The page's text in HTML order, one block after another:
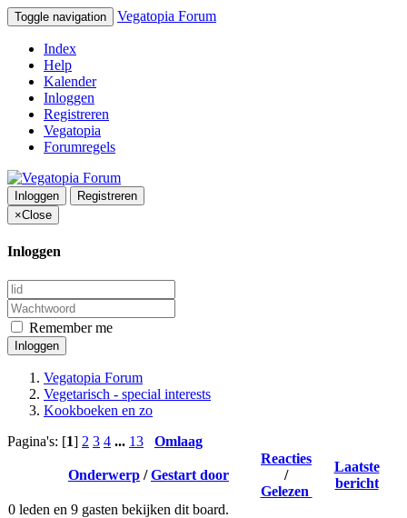
Toggle navigation Vegatopia Forum
Index
Help
Kalender
Inloggen
Registreren
Vegatopia
Forumregels
Inloggen
Registreren
×Close
Inloggen
Remember me
Inloggen
Vegatopia Forum
Vegetarisch - special interests
Kookboeken en zo
Pagina's: [1] 2 3 4 ... 13 Omlaag
Onderwerp /Gestart door
Reacties
/
Gelezen
Laatste
bericht
0 leden en 9 gasten bekijken dit board.